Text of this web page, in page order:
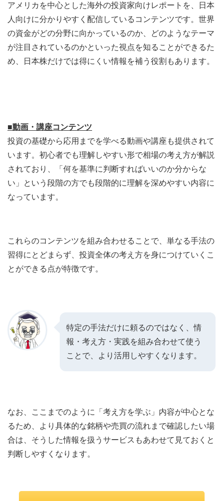
アメリカを中心とした海外の投資家向けレポートを、日本
人向けに分かりやすく配信しているコンテンツです。世界
の資金がどの分野に向かっているのか、どのようなテーマ
が注目されているのかといった視点を知ることができるた
め、日本株だけでは得にくい情報を補う役割もあります。
■動画・講座コンテンツ
投資の基礎から応用までを学べる動画や講座も提供されて
います。初心者でも理解しやすい形で相場の考え方が解説
されており、「何を基準に判断すればいいのか分からな
い」という段階の方でも段階的に理解を深めやすい内容に
なっています。
これらのコンテンツを組み合わせることで、単なる手法の
習得にとどまらず、投資全体の考え方を身につけていくこ
とができる点が特徴です。
特定の手法だけに頼るのではなく、情
報・考え方・実践を組み合わせて使う
ことで、より活用しやすくなります。
なお、ここまでのように「考え方を学ぶ」内容が中心とな
るため、より具体的な銘柄や売買の流れまで確認したい場
合は、そうした情報を扱うサービスもあわせて見ておくと
判断しやすくなります。